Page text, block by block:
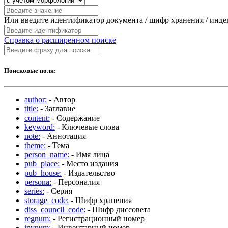
Или введите идентификатор документа / шифр хранения /
Справка о расширенном поиске
Поисковые поля:
author: - Автор
title: - Заглавие
content: - Содержание
keyword: - Ключевые слова
note: - Аннотация
theme: - Тема
person_name: - Имя лица
pub_place: - Место издания
pub_house: - Издательство
persona: - Персоналия
series: - Серия
storage_code: - Шифр хранения
diss_council_code: - Шифр диссовета
regnum: - Регистрационный номер